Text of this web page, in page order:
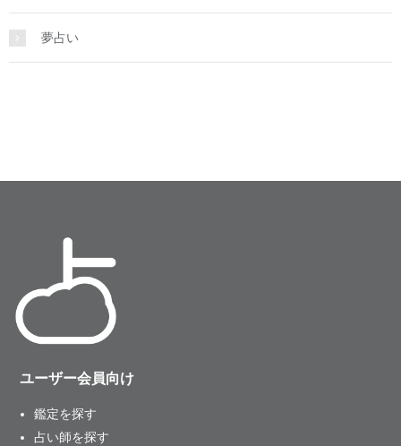
夢占い
ユーザー会員向け
鑑定を探す
占い師を探す